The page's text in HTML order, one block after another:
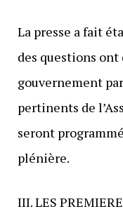
La presse a fait
des questions ont
gouvernement
pertinents de
seront
plénière.
III. LES